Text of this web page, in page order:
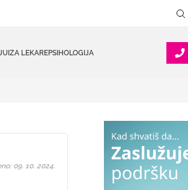
ZA LEKAREPSIHOLOGIJA
09. 10. 2024.